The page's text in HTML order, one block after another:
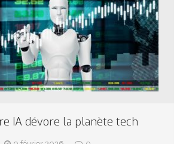
IA dévore la planète tech